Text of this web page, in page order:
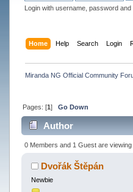
Login with username, password
Home Help Search Login
Miranda NG Official Community
Pages: [1] Go Down
Author
0 Members and 1 Guest are viewing
Dvořák Štěpán
Newbie